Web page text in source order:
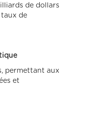
de dollars
taux de
permettant aux
et